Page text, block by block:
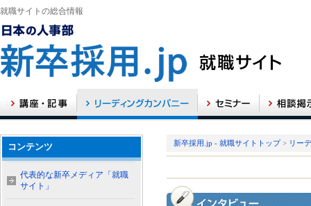
就職サイトの総合情報
新卒採用.jp - 就職サイトトップ> リー
コンテンツ
代表的な新卒メディア「就職
サイト」